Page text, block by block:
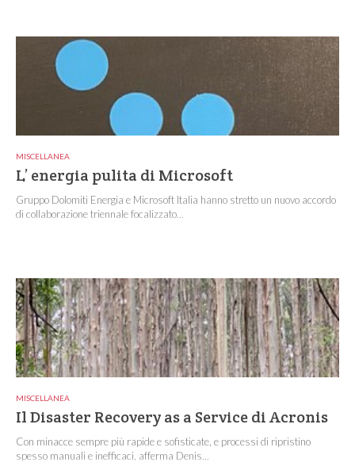
MISCELLANEA
L’ energia pulita di Microsoft
Gruppo Dolomiti Energia e Microsoft Italia hanno stretto un nuovo accordo
di collaborazione triennale focalizzato...
MISCELLANEA
Il Disaster Recovery as a Service di Acronis
Con minacce sempre più rapide e sofisticate, e processi di ripristino
spesso manuali e inefficaci, afferma Denis...